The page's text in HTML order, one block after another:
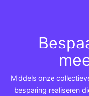
Middels onze
besparing realiseren